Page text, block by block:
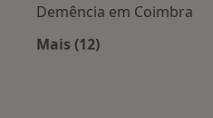
Demência em Coimbra
Mais (12)